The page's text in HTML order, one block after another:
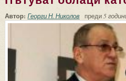
Автор: Георги Н. Николов преди5